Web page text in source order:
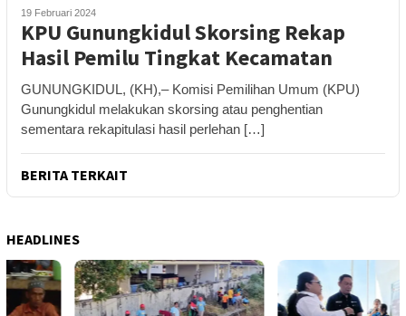
19 Februari 2024
KPU Gunungkidul Skorsing Rekap
Hasil Pemilu Tingkat Kecamatan
GUNUNGKIDUL, (KH),– Komisi Pemilihan Umum (KPU)
Gunungkidul melakukan skorsing atau penghentian
sementara rekapitulasi hasil perlehan […]
BERITA TERKAIT
HEADLINES